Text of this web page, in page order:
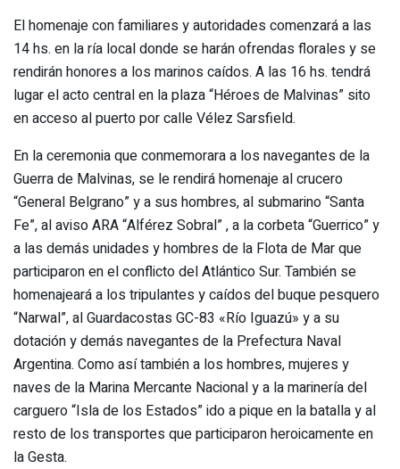
El homenaje con familiares y autoridades comenzará a las
14 hs. en la ría local donde se harán ofrendas florales y se
rendirán honores a los marinos caídos. A las 16 hs. tendrá
lugar el acto central en la plaza “Héroes de Malvinas” sito
en acceso al puerto por calle Vélez Sarsfield.
En la ceremonia que conmemorara a los navegantes de la
Guerra de Malvinas, se le rendirá homenaje al crucero
“General Belgrano” y a sus hombres, al submarino “Santa
Fe”, al aviso ARA “Alférez Sobral” , a la corbeta “Guerrico” y
a las demás unidades y hombres de la Flota de Mar que
participaron en el conflicto del Atlántico Sur. También se
homenajeará a los tripulantes y caídos del buque pesquero
“Narwal”, al Guardacostas GC-83 «Río Iguazú» y a su
dotación y demás navegantes de la Prefectura Naval
Argentina. Como así también a los hombres, mujeres y
naves de la Marina Mercante Nacional y a la marinería del
carguero “Isla de los Estados” ido a pique en la batalla y al
resto de los transportes que participaron heroicamente en
la Gesta.